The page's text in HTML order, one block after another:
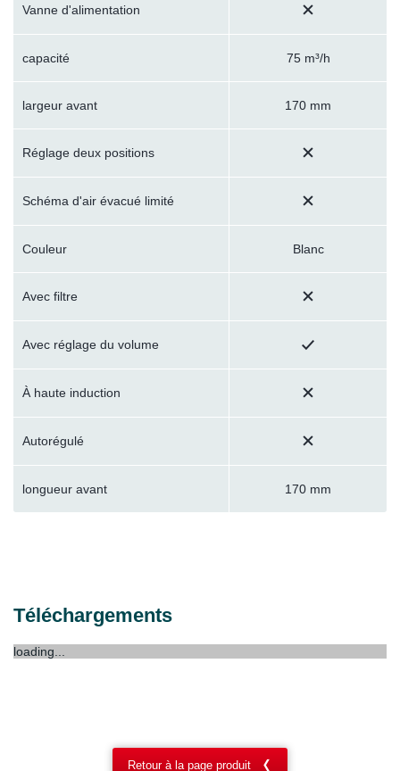
Vanne d'alimentation
capacité 75 m³/h
largeur avant 170 mm
Réglage deux positions
Schéma d'air évacué limité
Couleur Blanc
Avec filtre
Avec réglage du volume
À haute induction
Autorégulé
longueur avant 170 mm
Téléchargements
loading...
Retour à la page produit